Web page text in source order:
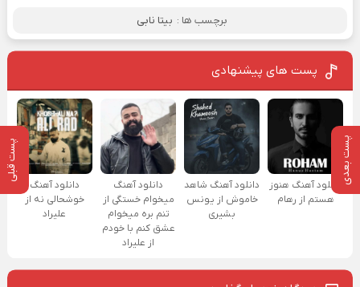
پست بعدی پست قبلی
برچسب ها : بیتا نابی
پست های پیشنهادی
دانلود آهنگ هنوز
هستم از رهام
دانلود آهنگ شاهد
خاموش از یونس
بشیری
دانلود آهنگ
میخوام خستگی از
تنم بره میخوام
عشق کنم با خودم
از علیراد
دانلود آهنگ
خوشحالی نه از
علیراد